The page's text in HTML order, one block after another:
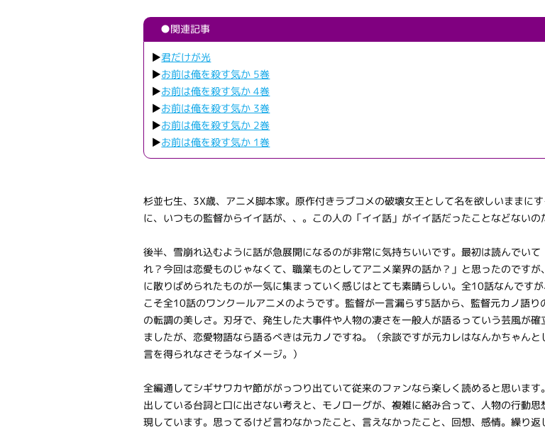
●関連記事
▶君だけが光
▶お前は俺を殺す気か 5巻
▶お前は俺を殺す気か 4巻
▶お前は俺を殺す気か 3巻
▶お前は俺を殺す気か 2巻
▶お前は俺を殺す気か 1巻
杉並七生、3X歳、アニメ脚本家。原作付きラブコメの破壊女王として名を欲しいままに
に、いつもの監督からイイ話が、、。この人の「イイ話」がイイ話だったことなどないの
後半、雪崩れ込むように話が急展開になるのが非常に気持ちいいです。最初は読んでいて
れ？今回は恋愛ものじゃなくて、職業ものとしてアニメ業界の話か？」と思ったのですが
に散りばめられたものが一気に集まっていく感じはとても素晴らしい。全10話なんです
こそ全10話のワンクールアニメのようです。監督が一言漏らす5話から、監督元カノ語り
の転調の美しさ。刃牙で、発生した大事件や人物の凄さを一般人が語るっていう芸風が確
ましたが、恋愛物語なら語るべきは元カノですね。（余談ですが元カレはなんかちゃんと
言を得られなさそうなイメージ。）
全編通してシギサワカヤ節ががっつり出ていて従来のファンなら楽しく読めると思います
出している台詞と口に出さない考えと、モノローグが、複雑に絡み合って、人物の行動思
現しています。思ってるけど言わなかったこと、言えなかったこと、回想、感情。繰り返